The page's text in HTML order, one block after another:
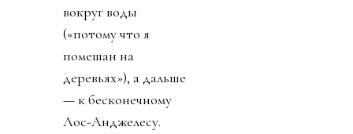
вокруг воды
(«потому что я
помешан на
деревьях»), а дальше
— к бесконечному
Лос-Анджелесу.